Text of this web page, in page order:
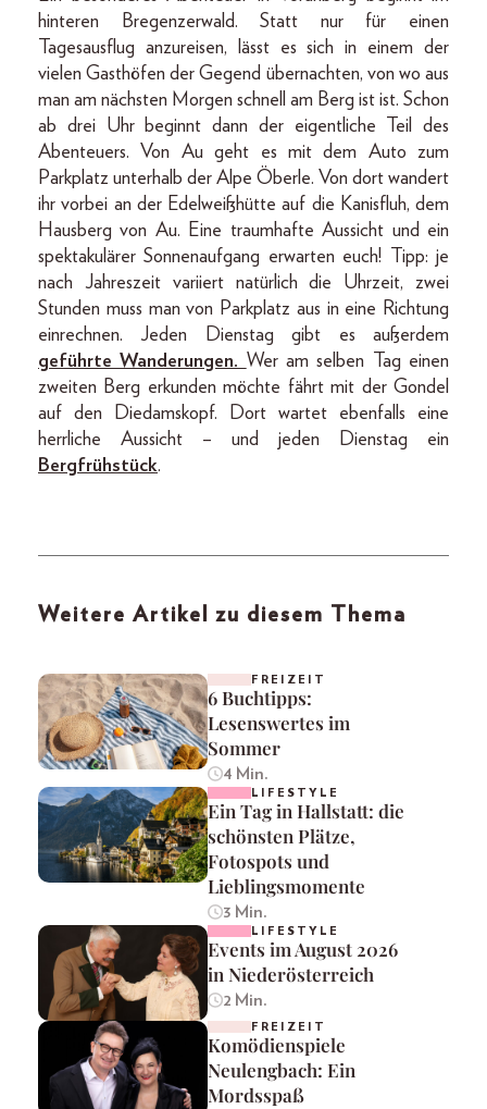
hinteren Bregenzerwald. Statt nur für einen
Tagesausflug anzureisen, lässt es sich in einem der
vielen Gasthöfen der Gegend übernachten, von wo aus
man am nächsten Morgen schnell am Berg ist ist. Schon
ab drei Uhr beginnt dann der eigentliche Teil des
Abenteuers. Von Au geht es mit dem Auto zum
Parkplatz unterhalb der Alpe Öberle. Von dort wandert
ihr vorbei an der Edelweißhütte auf die Kanisfluh, dem
Hausberg von Au. Eine traumhafte Aussicht und ein
spektakulärer Sonnenaufgang erwarten euch! Tipp: je
nach Jahreszeit variiert natürlich die Uhrzeit, zwei
Stunden muss man von Parkplatz aus in eine Richtung
einrechnen. Jeden Dienstag gibt es außerdem
geführte Wanderungen. Wer am selben Tag einen
zweiten Berg erkunden möchte fährt mit der Gondel
auf den Diedamskopf. Dort wartet ebenfalls eine
herrliche Aussicht – und jeden Dienstag ein
Bergfrühstück.
Weitere Artikel zu diesem Thema
FREIZEIT
6 Buchtipps:
Lesenswertes im
Sommer
4 Min.
LIFESTYLE
Ein Tag in Hallstatt: die
schönsten Plätze,
Fotospots und
Lieblingsmomente
3 Min.
LIFESTYLE
Events im August 2026
in Niederösterreich
2 Min.
FREIZEIT
Komödienspiele
Neulengbach: Ein
Mordsspaß